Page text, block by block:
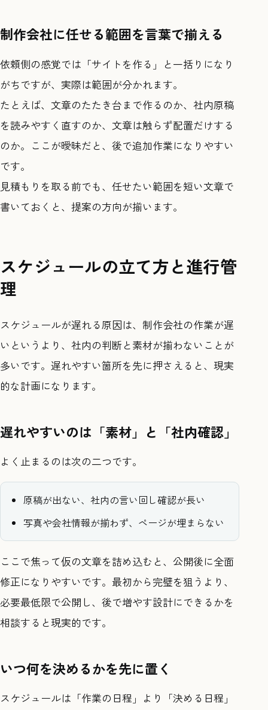
制作会社に任せる範囲を言葉で揃える
依頼側の感覚では「サイトを作る」と一括りになり
がちですが、実際は範囲が分かれます。
たとえば、文章のたたき台まで作るのか、社内原稿
を読みやすく直すのか、文章は触らず配置だけする
のか。ここが曖昧だと、後で追加作業になりやすい
です。
見積もりを取る前でも、任せたい範囲を短い文章で
書いておくと、提案の方向が揃います。
スケジュールの立て方と進行管
理
スケジュールが遅れる原因は、制作会社の作業が遅
いというより、社内の判断と素材が揃わないことが
多いです。遅れやすい箇所を先に押さえると、現実
的な計画になります。
遅れやすいのは「素材」と「社内確認」
よく止まるのは次の二つです。
原稿が出ない、社内の言い回し確認が長い
写真や会社情報が揃わず、ページが埋まらない
ここで焦って仮の文章を詰め込むと、公開後に全面
修正になりやすいです。最初から完璧を狙うより、
必要最低限で公開し、後で増やす設計にできるかを
相談すると現実的です。
いつ何を決めるかを先に置く
スケジュールは「作業の日程」より「決める日程」